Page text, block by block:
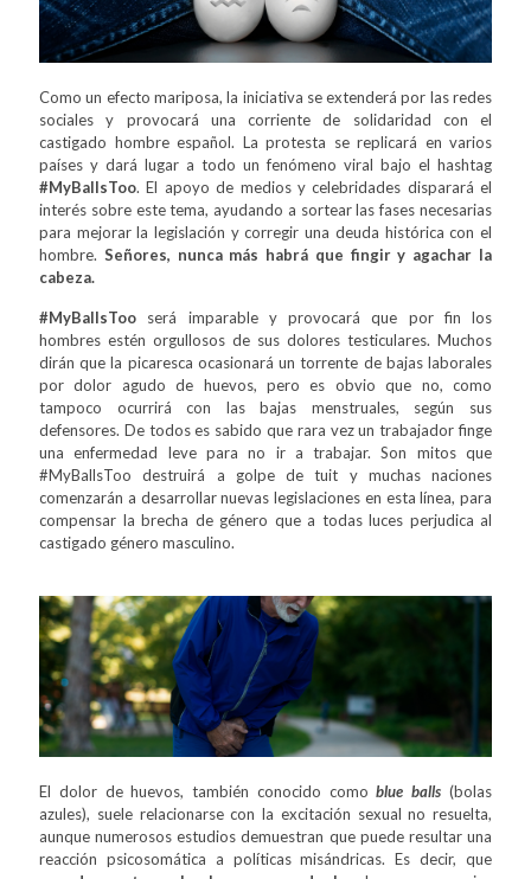
Como un efecto mariposa, la iniciativa se extenderá por las redes
sociales y provocará una corriente de solidaridad con el
castigado hombre español. La protesta se replicará en varios
países y dará lugar a todo un fenómeno viral bajo el hashtag
#MyBallsToo. El apoyo de medios y celebridades disparará el
interés sobre este tema, ayudando a sortear las fases necesarias
para mejorar la legislación y corregir una deuda histórica con el
hombre. Señores, nunca más habrá que fingir y agachar la
cabeza.
#MyBallsToo será imparable y provocará que por fin los
hombres estén orgullosos de sus dolores testiculares. Muchos
dirán que la picaresca ocasionará un torrente de bajas laborales
por dolor agudo de huevos, pero es obvio que no, como
tampoco ocurrirá con las bajas menstruales, según sus
defensores. De todos es sabido que rara vez un trabajador finge
una enfermedad leve para no ir a trabajar. Son mitos que
#MyBallsToo destruirá a golpe de tuit y muchas naciones
comenzarán a desarrollar nuevas legislaciones en esta línea, para
compensar la brecha de género que a todas luces perjudica al
castigado género masculino.
El dolor de huevos, también conocido comoblue balls (bolas
azules), suele relacionarse con la excitación sexual no resuelta,
aunque numerosos estudios demuestran que puede resultar una
reacción psicosomática a políticas misándricas. Es decir, que